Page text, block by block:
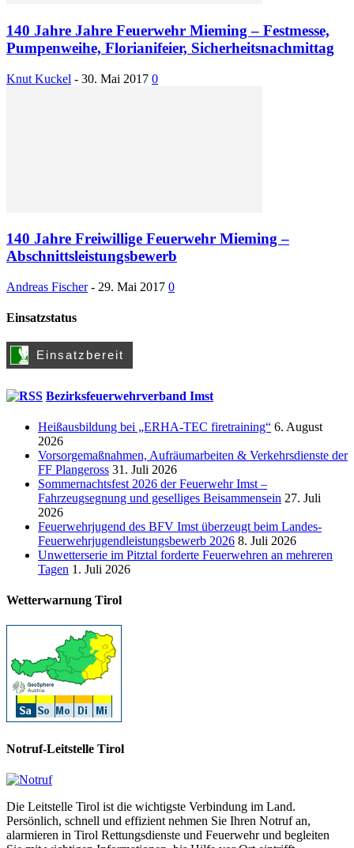
140 Jahre Jahre Feuerwehr Mieming – Festmesse,
Pumpenweihe, Florianifeier, Sicherheitsnachmittag
Knut Kuckel - 30. Mai 2017 0
140 Jahre Freiwillige Feuerwehr Mieming –
Abschnittsleistungsbewerb
Andreas Fischer - 29. Mai 2017 0
Einsatzstatus
Bezirksfeuerwehrverband Imst
Heißausbildung bei „ERHA-TEC firetraining“ 6. August
2026
Vorsorgemaßnahmen, Aufräumarbeiten & Verkehrsdienste der
FF Plangeross 31. Juli 2026
Sommernachtsfest 2026 der Feuerwehr Imst –
Fahrzeugsegnung und geselliges Beisammensein 27. Juli
2026
Feuerwehrjugend des BFV Imst überzeugt beim Landes-
Feuerwehrjugendleistungsbewerb 2026 8. Juli 2026
Unwetterserie im Pitztal forderte Feuerwehren an mehreren
Tagen 1. Juli 2026
Wetterwarnung Tirol
Notruf-Leitstelle Tirol
Die Leitstelle Tirol ist die wichtigste Verbindung im Land.
Persönlich, schnell und effizient nehmen Sie Ihren Notruf an,
alarmieren in Tirol Rettungsdienste und Feuerwehr und begleiten